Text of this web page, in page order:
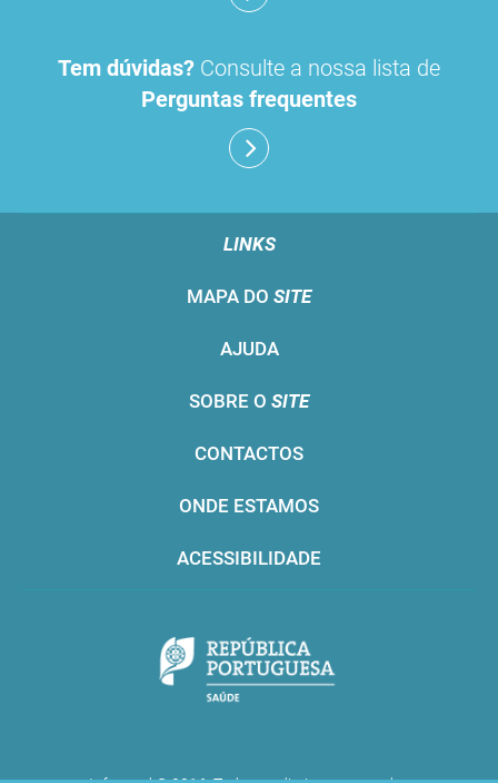
Tem dúvidas? Consulte a nossa lista de
Perguntas frequentes
LINKS
MAPA DO SITE
AJUDA
SOBRE O SITE
CONTACTOS
ONDE ESTAMOS
ACESSIBILIDADE